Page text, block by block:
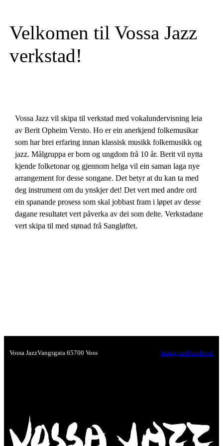
Velkomen til Vossa Jazz
verkstad!
Vossa Jazz vil skipa til verkstad med vokalundervisning leia
av Berit Opheim Versto. Ho er ein anerkjend folkemusikar
som har brei erfaring innan klassisk musikk folkemusikk og
jazz. Målgruppa er born og ungdom frå 10 år. Berit vil nytta
kjende folketonar og gjennom helga vil ein saman laga nye
arrangement for desse songane. Det betyr at du kan ta med
deg instrument om du ynskjer det! Det vert med andre ord
ein spanande prosess som skal jobbast fram i løpet av desse
dagane resultatet vert påverka av dei som delte. Verkstadane
vert skipa til med stønad frå Sangløftet.
Vossa JazzVangsgata 65700 Voss InstagramFacebook